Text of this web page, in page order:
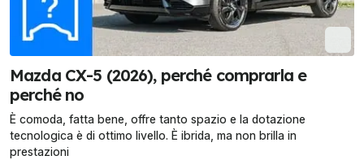
Mazda CX-5 (2026), perché comprarla e
perché no
È comoda, fatta bene, offre tanto spazio e la dotazione
tecnologica è di ottimo livello. È ibrida, ma non brilla in
prestazioni